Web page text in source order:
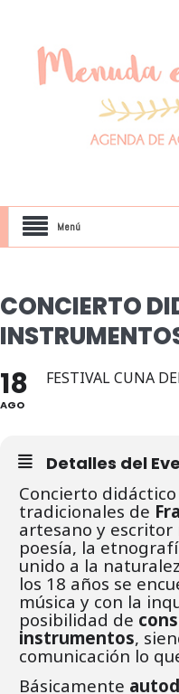
Menú
CONCIERTO
18
AGO
FESTIVAL CUNA
Detalles del
Concierto
tradicionales de
artesano y escritor
poesía, la
unido a la
los 18 años se
música y con la
posibilidad de
instrumentos,
comunicación lo
Básicamente